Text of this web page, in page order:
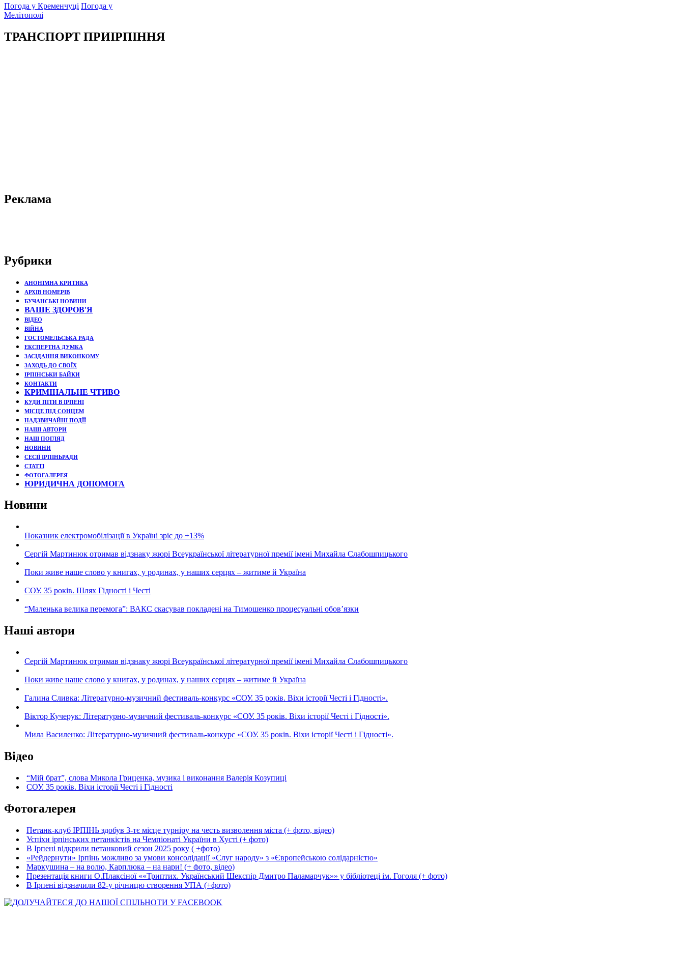
Погода у Кременчуці Погода у
Мелітополі
ТРАНСПОРТ ПРИІРПІННЯ
Реклама
Рубрики
АНОНІМНА КРИТИКА
АРХІВ НОМЕРІВ
БУЧАНСЬКІ НОВИНИ
ВАШЕ ЗДОРОВ'Я
ВІДЕО
ВІЙНА
ГОСТОМЕЛЬСЬКА РАДА
ЕКСПЕРТНА ДУМКА
ЗАСІДАННЯ ВИКОНКОМУ
ЗАХОДЬ ДО СВОЇХ
ІРПІНСЬКИ БАЙКИ
КОНТАКТИ
КРИМІНАЛЬНЕ ЧТИВО
КУДИ ПІТИ В ІРПЕНІ
МІСЦЕ ПІД СОНЦЕМ
НАДЗВИЧАЙНІ ПОДЇЇ
НАШІ АВТОРИ
НАШ ПОГЛЯД
НОВИНИ
СЕСІЇ ІРПІНЬРАДИ
СТАТТІ
ФОТОГАЛЕРЕЯ
ЮРИДИЧНА ДОПОМОГА
Новини
Показник електромобілізації в Україні зріс до +13%
Сергій Мартинюк отримав відзнаку жюрі Всеукраїнської літературної премії імені Михайла Слабошпицького
Поки живе наше слово у книгах, у родинах, у наших серцях – житиме й Україна
СОУ. 35 років. Шлях Гідності і Честі
“Маленька велика перемога”: ВАКС скасував покладені на Тимошенко процесуальні обов’язки
Наші автори
Сергій Мартинюк отримав відзнаку жюрі Всеукраїнської літературної премії імені Михайла Слабошпицького
Поки живе наше слово у книгах, у родинах, у наших серцях – житиме й Україна
Галина Сливка: Літературно-музичний фестиваль-конкурс «СОУ. 35 років. Віхи історії Честі і Гідності».
Віктор Кучерук: Літературно-музичний фестиваль-конкурс «СОУ. 35 років. Віхи історії Честі і Гідності».
Мила Василенко: Літературно-музичний фестиваль-конкурс «СОУ. 35 років. Віхи історії Честі і Гідності».
Відео
“Мій брат”, слова Микола Гриценка, музика і виконання Валерія Козупиці
СОУ. 35 років. Віхи історії Честі і Гідності
Фотогалерея
Петанк-клуб ІРПІНЬ здобув 3-тє місце турніру на честь визволення міста (+ фото, відео)
Успіхи ірпінських петанкістів на Чемпіонаті України в Хусті (+ фото)
В Ірпені відкрили петанковий сезон 2025 року ( +фото)
«Рейдернути» Ірпінь можливо за умови консолідації «Слуг народу» з «Європейською солідарністю»
Маркушина – на волю, Карплюка – на нари! (+ фото, відео)
Презентація книги О.Плаксіної ««Триптих. Український Шекспір Дмитро Паламарчук»» у бібліотеці ім. Гоголя (+ фото)
В Ірпені відзначили 82-у річницю створення УПА (+фото)